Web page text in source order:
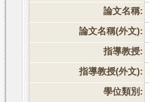
論文名稱:
論文名稱(外文):
指導教授:
指導教授(外文):
學位類別: